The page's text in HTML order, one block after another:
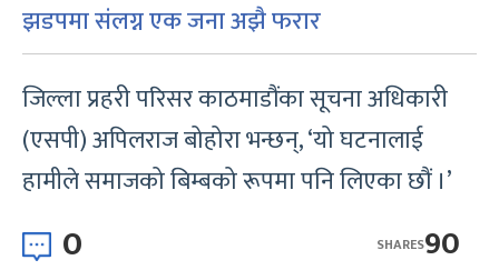
झडपमा संलग्न एक जना अझै फरार
जिल्ला प्रहरी परिसर काठमाडौंका सूचना अधिकारी
(एसपी) अपिलराज बोहोरा भन्छन्, ‘यो घटनालाई
हामीले समाजको बिम्बको रूपमा पनि लिएका छौं ।’
0 90
SHARES